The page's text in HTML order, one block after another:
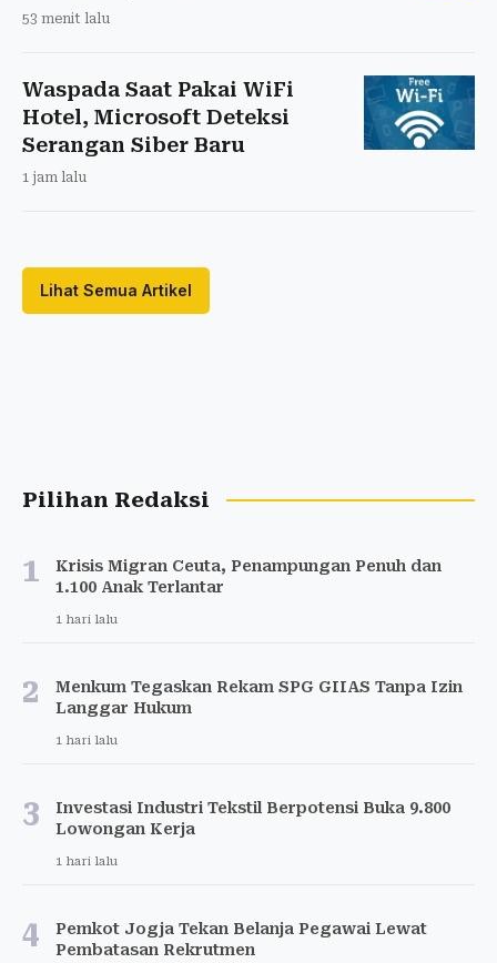
53 menit lalu
Waspada Saat Pakai WiFi
Hotel, Microsoft Deteksi
Serangan Siber Baru
1 jam lalu
Lihat Semua Artikel
Pilihan Redaksi
1
Krisis Migran Ceuta, Penampungan Penuh dan
1.100 Anak Terlantar
1 hari lalu
2
Menkum Tegaskan Rekam SPG GIIAS Tanpa Izin
Langgar Hukum
1 hari lalu
3
Investasi Industri Tekstil Berpotensi Buka 9.800
Lowongan Kerja
1 hari lalu
4
Pemkot Jogja Tekan Belanja Pegawai Lewat
Pembatasan Rekrutmen